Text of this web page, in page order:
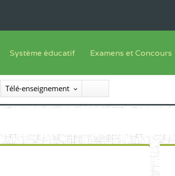
des Enseignements
Système éducatif
Offre de formation
Sous
Progammes d'études
Examens et Concours
Inscriptions
Liste des candidats
Diplômes disponibles
Télé-enseignement